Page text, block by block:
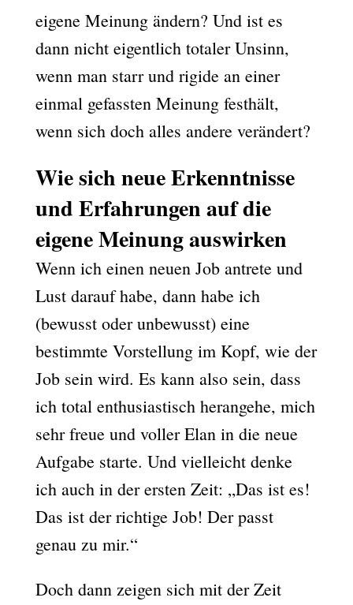
eigene Meinung ändern? Und ist es
dann nicht eigentlich totaler Unsinn,
wenn man starr und rigide an einer
einmal gefassten Meinung festhält,
wenn sich doch alles andere verändert?
Wie sich neue Erkenntnisse
und Erfahrungen auf die
eigene Meinung auswirken
Wenn ich einen neuen Job antrete und
Lust darauf habe, dann habe ich
(bewusst oder unbewusst) eine
bestimmte Vorstellung im Kopf, wie der
Job sein wird. Es kann also sein, dass
ich total enthusiastisch herangehe, mich
sehr freue und voller Elan in die neue
Aufgabe starte. Und vielleicht denke
ich auch in der ersten Zeit: „Das ist es!
Das ist der richtige Job! Der passt
genau zu mir.“
Doch dann zeigen sich mit der Zeit